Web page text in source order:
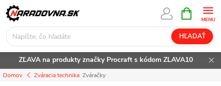
Prejsť
na
obsah
HĽADAŤ
KOŠÍK
ZĽAVA na produkty značky Procraft s kódom ZLAVA10
Domov Zváracia technika Zváračky